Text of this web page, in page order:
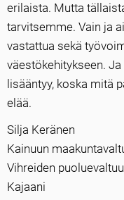
erilaista. Mutta
tarvitsemme. Vain ja
vastattua sekä
väestökehitykseen.
lisääntyy, koska mitä
elää.
Silja Keränen
Kainuun
Vihreiden
Kajaani